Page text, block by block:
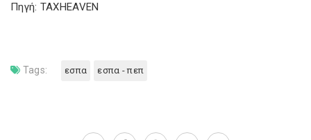
Πηγή: TAXHEAVEN
Tags: εσπα εσπα - πεπ